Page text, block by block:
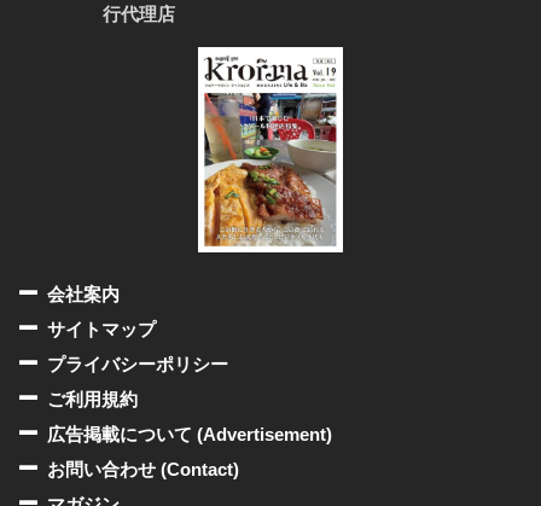
行代理店
会社案内
サイトマップ
プライバシーポリシー
ご利用規約
広告掲載について (Advertisement)
お問い合わせ (Contact)